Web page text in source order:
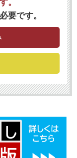
要です。